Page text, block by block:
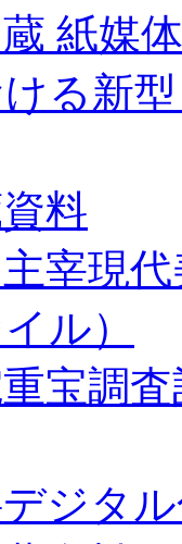
紙媒
る新
料
宰現
ル）
宝調
ジタ